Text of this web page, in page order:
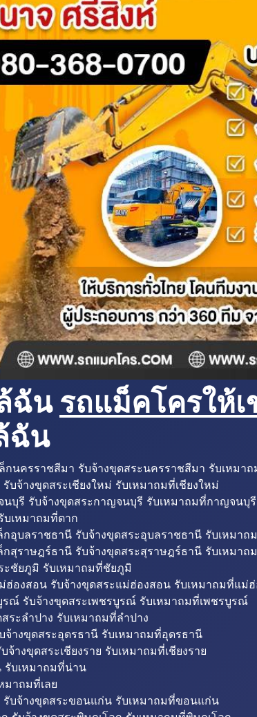
ฉัน รถแม็คโครให้
ฉัน
นครราชสีมา รับจ้างขุดสระนครราชสีมา รับเหมา
บจ้างขุดสระเชียงใหม่ รับเหมาถมที่เชียงใหม่
บุรี รับจ้างขุดสระกาญจนบุรี รับเหมาถมที่กาญจนบุรี
บเหมาถมที่ตาก
อุบลราชธานี รับจ้างขุดสระอุบลราชธานี รับเหมา
สุราษฎร์ธานี รับจ้างขุดสระสุราษฎร์ธานี รับเหมา
ะชัยภูมิ รับเหมาถมที่ชัยภูมิ
องสอน รับจ้างขุดสระแม่ฮ่องสอน รับเหมาถมที่แม่
ณ์ รับจ้างขุดสระเพชรบูรณ์ รับเหมาถมที่เพชรบูรณ์
ระลำปาง รับเหมาถมที่ลำปาง
างขุดสระอุดรธานี รับเหมาถมที่อุดรธานี
จ้างขุดสระเชียงราย รับเหมาถมที่เชียงราย
รับเหมาถมที่น่าน
มาถมที่เลย
บจ้างขุดสระขอนแก่น รับเหมาถมที่ขอนแก่น